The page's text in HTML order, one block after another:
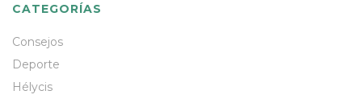
CATEGORÍAS
Consejos
Deporte
Hélycis